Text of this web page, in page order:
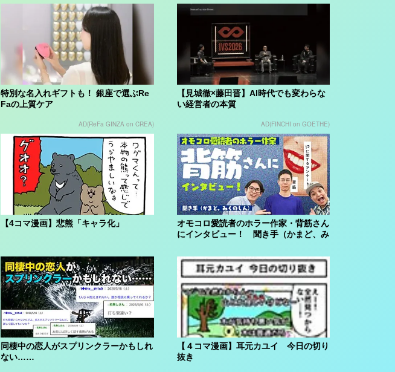
特別な名入れギフトも！ 銀座で選ぶRe
Faの上質ケア
AD(ReFa GINZA on CREA)
【見城徹×藤田晋】AI時代でも変わらな
い経営者の本質
AD(FINCHI on GOETHE)
【4コマ漫画】悲熊「キャラ化」
オモコロ愛読者のホラー作家・背筋さん
にインタビュー！ 聞き手（かまど、み
同棲中の恋人がスプリンクラーかもしれ
ない……
【４コマ漫画】耳元カユイ 今日の切り
抜き